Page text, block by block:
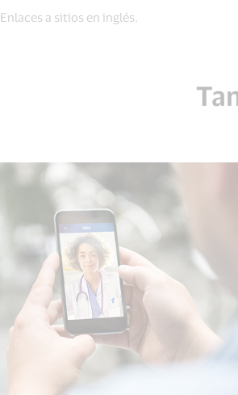
Enlaces a sitios en inglés.